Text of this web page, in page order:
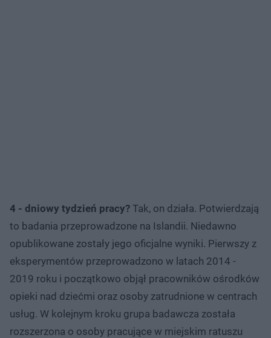
4 - dniowy tydzień pracy? Tak, on działa. Potwierdzają
to badania przeprowadzone na Islandii. Niedawno
opublikowane zostały jego oficjalne wyniki. Pierwszy z
eksperymentów przeprowadzono w latach 2014 -
2019 roku i początkowo objął pracowników ośrodków
opieki nad dziećmi oraz osoby zatrudnione w centrach
usług. W kolejnym kroku grupa badawcza została
rozszerzona o osoby pracujące w miejskim ratuszu